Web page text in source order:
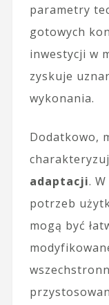
parametry
gotowych
inwestycji w
zyskuje
wykonania.
Dodatkowo,
adaptacji.
potrzeb
mogą być